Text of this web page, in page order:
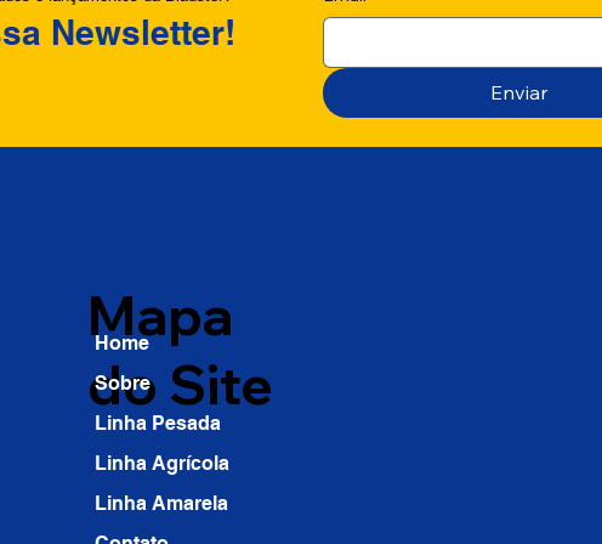
Newsletter!
Enviar
Mapa
do Site
Home
Sobre
Linha Pesada
Linha Agrícola
Linha Amarela